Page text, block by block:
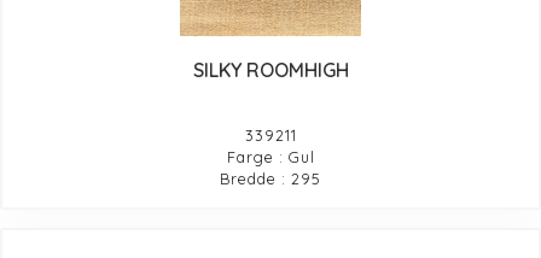
SILKY ROOMHIGH
339211
Farge : Gul
Bredde : 295